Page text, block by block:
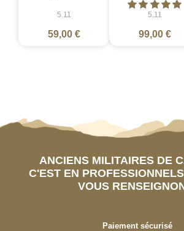
5.11
59,00 €
5.11
99,00 €
ANCIENS MILITAIRES DE
C'EST EN
VOUS
Paiement sécurisé